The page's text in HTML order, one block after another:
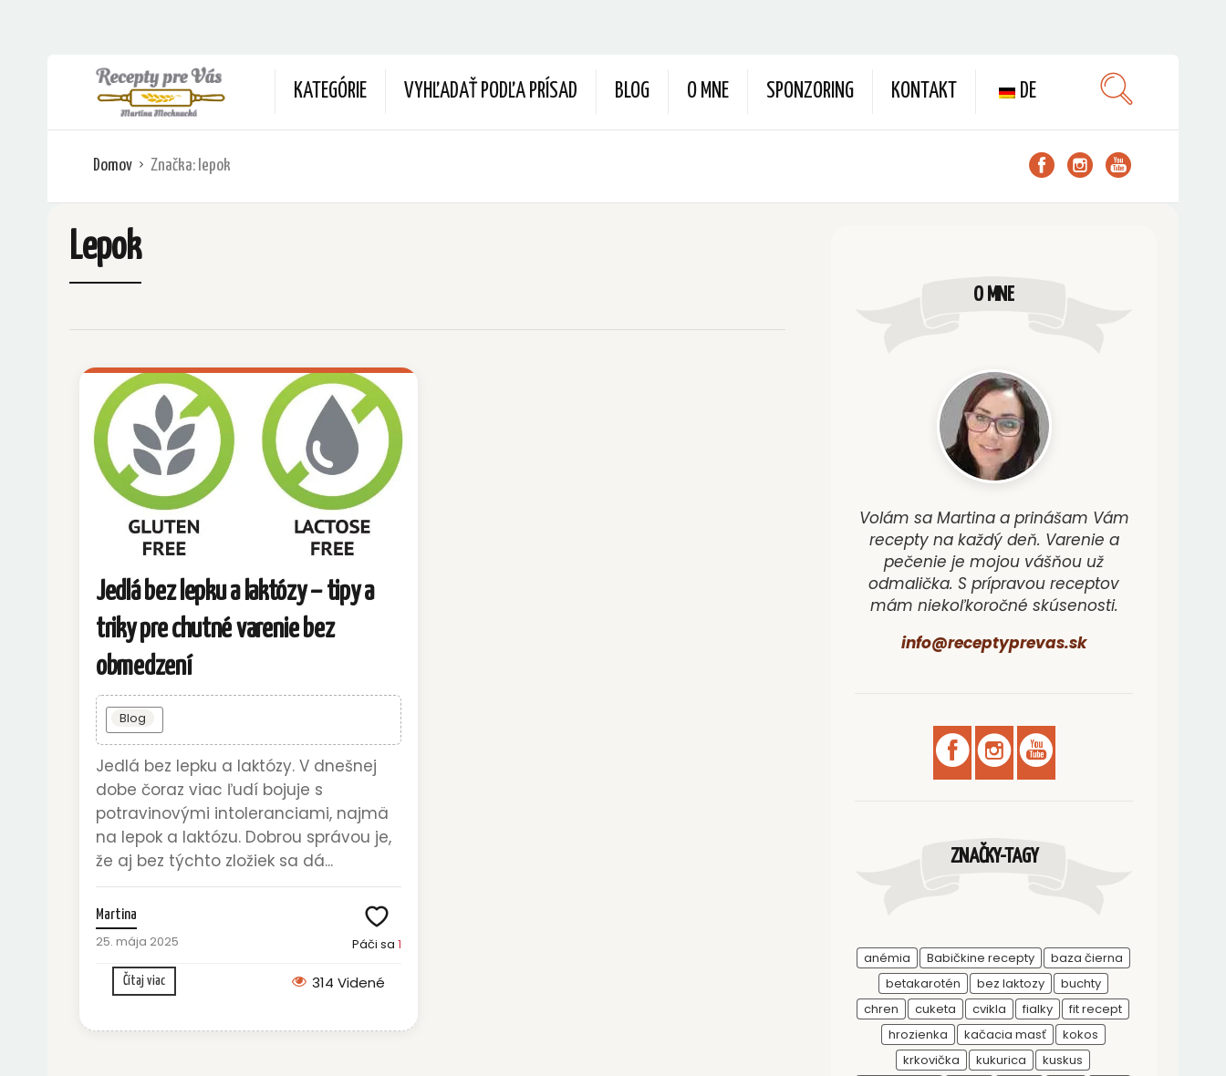
KATEGÓRIE VYHĽADAŤ PODĽA PRÍSAD BLOG O MNE SPONZORING KONTAKT DE
Domov Značka: lepok
Lepok
Jedlá bez lepku a laktózy – tipy a
triky pre chutné varenie bez
obmedzení
Blog
Jedlá bez lepku a laktózy. V dnešnej
dobe čoraz viac ľudí bojuje s
potravinovými intoleranciami, najmä
na lepok a laktózu. Dobrou správou je,
že aj bez týchto zložiek sa dá...
Martina
25. mája 2025 Páči sa 1
Čítaj viac 314 Videné
O MNE
Volám sa Martina a prinášam Vám
recepty na každý deň. Varenie a
pečenie je mojou vášňou už
odmalička. S prípravou receptov
mám niekoľkoročné skúsenosti.
info@receptyprevas.sk
ZNAČKY-TAGY
anémia Babičkine recepty
baza čierna
betakarotén
bez laktozy
buchty
chren
cuketa cvikla fialky
fit recept
hrozienka
kačacia masť
kokos
krkovička
kukurica
kuskus